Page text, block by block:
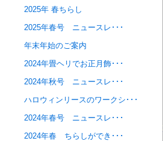
2025年 春ちらし
2025年春号 ニュースレ･･･
年末年始のご案内
2024年畳ヘリでお正月飾･･･
2024年秋号 ニュースレ･･･
ハロウィンリースのワークシ･･･
2024年春号 ニュースレ･･･
2024年春 ちらしができ･･･